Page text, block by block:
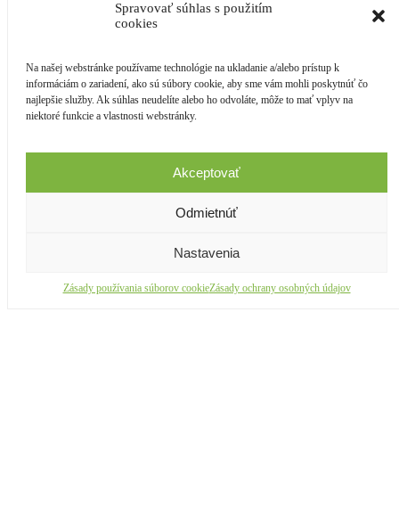
Spravovať súhlas s použitím
cookies
Na našej webstránke používame technológie na ukladanie a/alebo prístup k
informáciám o zariadení, ako sú súbory cookie, aby sme vám mohli poskytnúť čo
najlepšie služby. Ak súhlas neudelíte alebo ho odvoláte, môže to mať vplyv na
niektoré funkcie a vlastnosti webstránky.
Akceptovať
Odmietnúť
Nastavenia
Zásady používania súborov cookieZásady ochrany osobných údajov